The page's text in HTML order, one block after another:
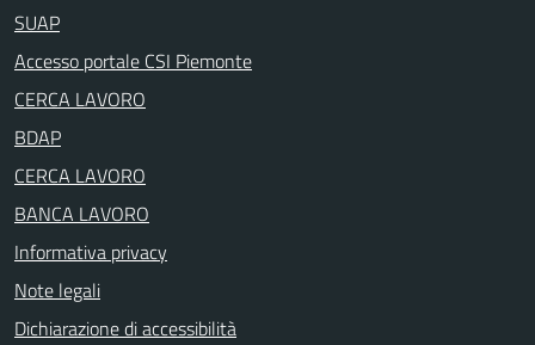
SUAP
Accesso portale CSI Piemonte
CERCA LAVORO
BDAP
CERCA LAVORO
BANCA LAVORO
Informativa privacy
Note legali
Dichiarazione di accessibilità